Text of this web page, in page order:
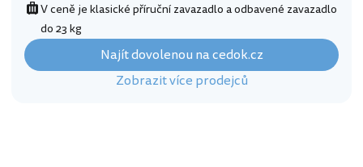
V ceně je klasické příruční zavazadlo a odbavené zavazadlo
do 23 kg
Najít dovolenou na cedok.cz
Zobrazit více prodejců